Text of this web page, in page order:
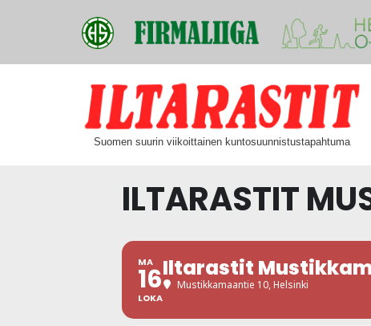
Suomen suurin viikoittainen kuntosuunnistustapahtuma
ILTARASTIT
MA
16
LOKA
Iltarastit
Mustikkamaantie 10, Helsinki